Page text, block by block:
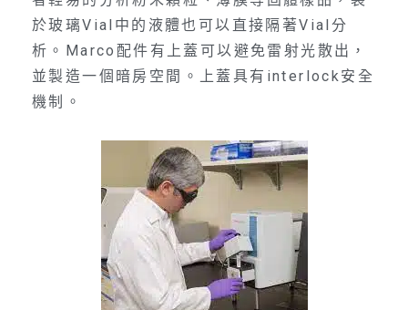
於玻璃Vial中的液體也可以直接隔著Vial分
析。Marco配件有上蓋可以避免雷射光散出，
並製造一個暗房空間。上蓋具有interlock安全
機制。